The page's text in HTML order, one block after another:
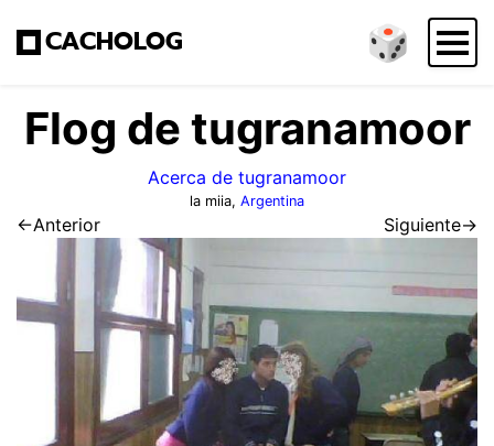
CACHOLOG 🎲
Flog de tugranamoor
Acerca de tugranamoor
la miia, Argentina
←Anterior Siguiente→